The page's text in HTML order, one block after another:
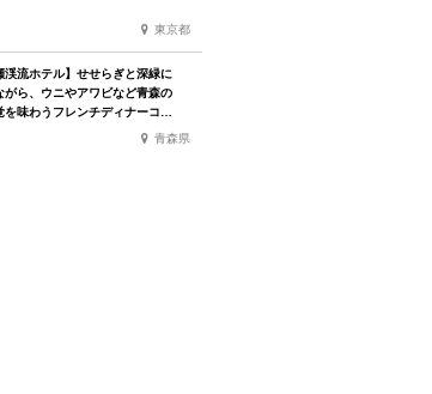
東京都
渓流ホテル】せせらぎと深緑に
がら、ウニやアワビなど青森の
を味わうフレンチディナーコー
青森県